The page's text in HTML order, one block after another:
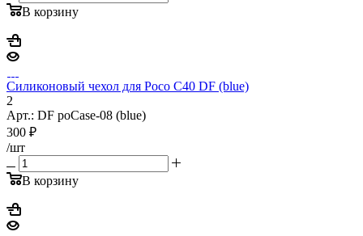
В корзину
Силиконовый чехол для Poco C40 DF (blue)
2
Арт.: DF poCase-08 (blue)
300 ₽
/шт
В корзину